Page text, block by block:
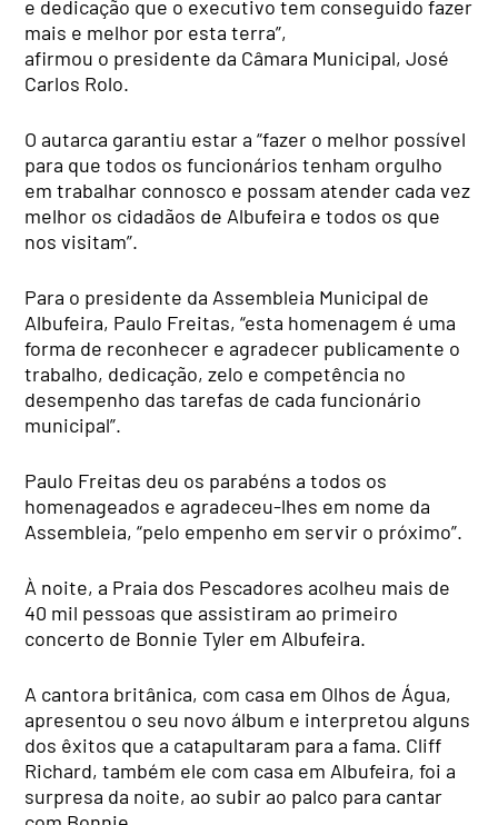
e dedicação que o executivo tem conseguido fazer
mais e melhor por esta terra”,
afirmou o presidente da Câmara Municipal, José
Carlos Rolo.
O autarca garantiu estar a “fazer o melhor possível
para que todos os funcionários tenham orgulho
em trabalhar connosco e possam atender cada vez
melhor os cidadãos de Albufeira e todos os que
nos visitam”.
Para o presidente da Assembleia Municipal de
Albufeira, Paulo Freitas, “esta homenagem é uma
forma de reconhecer e agradecer publicamente o
trabalho, dedicação, zelo e competência no
desempenho das tarefas de cada funcionário
municipal”.
Paulo Freitas deu os parabéns a todos os
homenageados e agradeceu-lhes em nome da
Assembleia, “pelo empenho em servir o próximo”.
À noite, a Praia dos Pescadores acolheu mais de
40 mil pessoas que assistiram ao primeiro
concerto de Bonnie Tyler em Albufeira.
A cantora britânica, com casa em Olhos de Água,
apresentou o seu novo álbum e interpretou alguns
dos êxitos que a catapultaram para a fama. Cliff
Richard, também ele com casa em Albufeira, foi a
surpresa da noite, ao subir ao palco para cantar